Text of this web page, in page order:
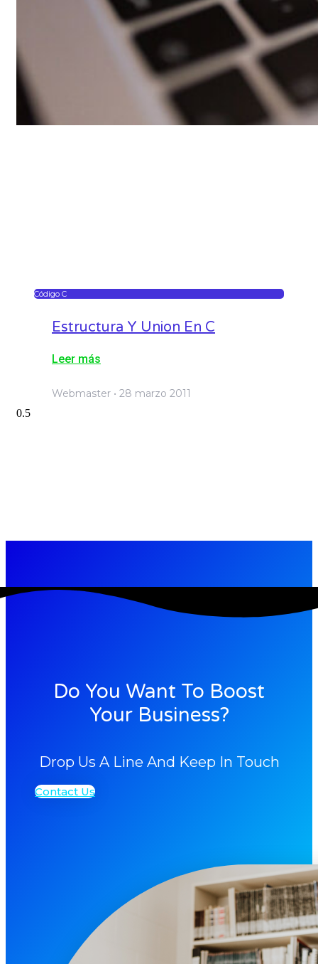
Código C
Estructura Y Union En C
Leer más
Webmaster 28 marzo 2011
Do You Want To Boost
Your Business?
Drop Us A Line And Keep In Touch
Contact Us